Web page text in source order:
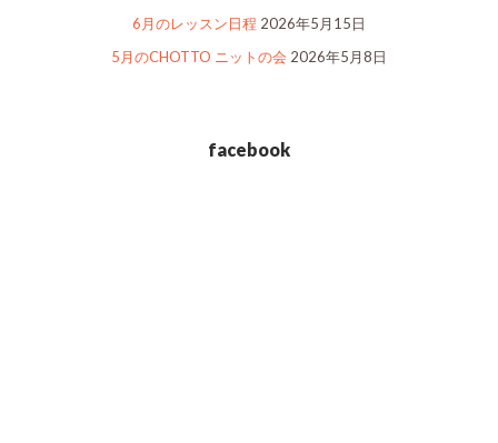
6月のレッスン日程 2026年5月15日
5月のCHOTTO ニットの会 2026年5月8日
facebook